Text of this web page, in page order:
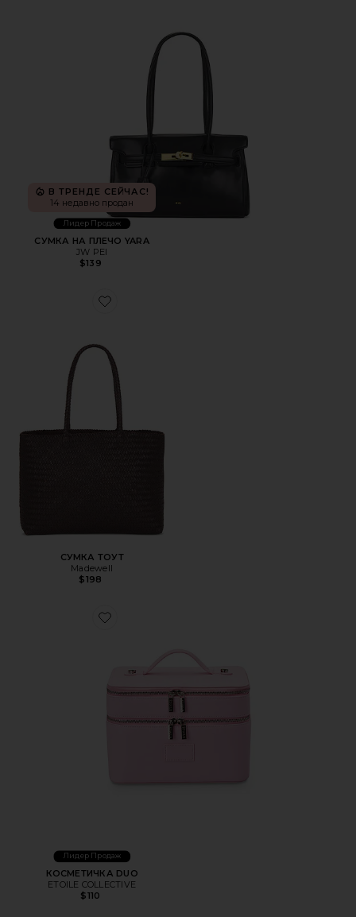
В ТРЕНДЕ СЕЙЧАС!
14 недавно продан
Лидер Продаж
СУМКА НА ПЛЕЧО YARA
JW PEI
$139
Favorite СУМКА ТОУТ
СУМКА ТОУТ
Madewell
$198
Favorite КОСМЕТИЧКА DUO
Лидер Продаж
КОСМЕТИЧКА DUO
ETOILE COLLECTIVE
$110